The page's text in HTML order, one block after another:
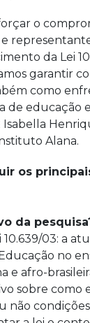
o
e
da Lei
garantir
como
de educação
Isabella
Alana.
os
da
10.639/03: a
no
e afro-
sobre como
não